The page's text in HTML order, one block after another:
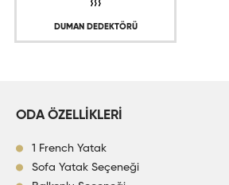
DUMAN DEDEKTÖRÜ
ODA ÖZELLİKLERİ
1 French Yatak
Sofa Yatak Seçeneği